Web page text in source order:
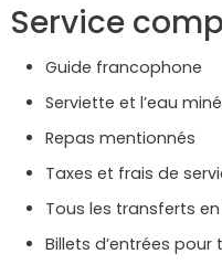
Service
Guide francophone
Serviette et l’eau
Repas mentionnés
Taxes et frais de
Tous les transferts
Billets d’entrées